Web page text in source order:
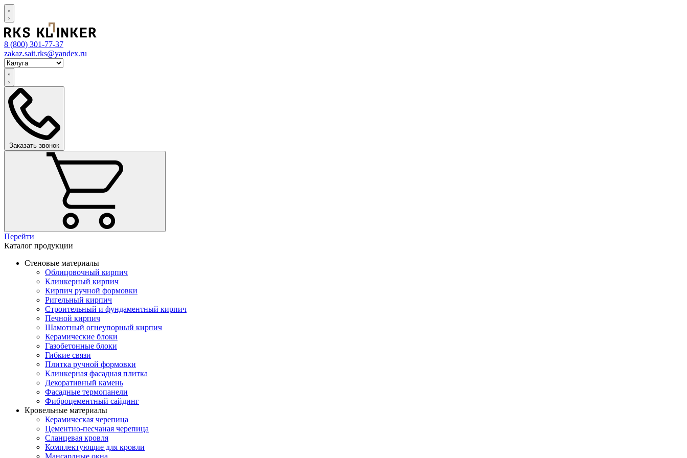
8 (800) 301-77-37
zakaz.sait.rks@yandex.ru
Заказать звонок
Перейти
Каталог продукции
Стеновые материалы
Облицовочный кирпич
Клинкерный кирпич
Кирпич ручной формовки
Ригельный кирпич
Строительный и фундаментный кирпич
Печной кирпич
Шамотный огнеупорный кирпич
Керамические блоки
Газобетонные блоки
Гибкие связи
Плитка ручной формовки
Клинкерная фасадная плитка
Декоративный камень
Фасадные термопанели
Фиброцементный сайдинг
Кровельные материалы
Керамическая черепица
Цементно-песчаная черепица
Сланцевая кровля
Комплектующие для кровли
Мансардные окна